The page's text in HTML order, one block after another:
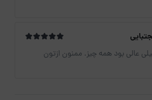
عالی بود همه چیز. ممنون ازتون